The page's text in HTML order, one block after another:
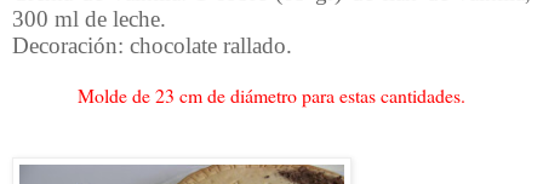
300 ml de leche.
Decoración: chocolate rallado.
Molde de 23 cm de diámetro para estas cantidades.